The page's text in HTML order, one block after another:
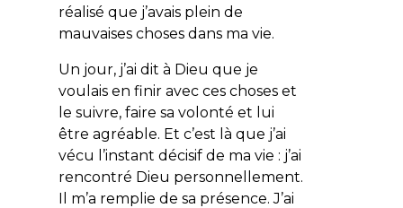
réalisé que j’avais plein de
mauvaises choses dans ma vie.
Un jour, j’ai dit à Dieu que je
voulais en finir avec ces choses et
le suivre, faire sa volonté et lui
être agréable. Et c’est là que j’ai
vécu l’instant décisif de ma vie : j’ai
rencontré Dieu personnellement.
Il m’a remplie de sa présence. J’ai